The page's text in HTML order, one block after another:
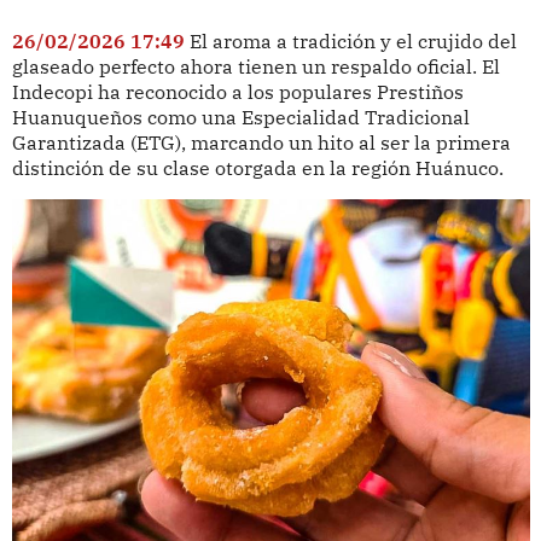
26/02/2026 17:49 El aroma a tradición y el crujido del
glaseado perfecto ahora tienen un respaldo oficial. El
Indecopi ha reconocido a los populares Prestiños
Huanuqueños como una Especialidad Tradicional
Garantizada (ETG), marcando un hito al ser la primera
distinción de su clase otorgada en la región Huánuco.